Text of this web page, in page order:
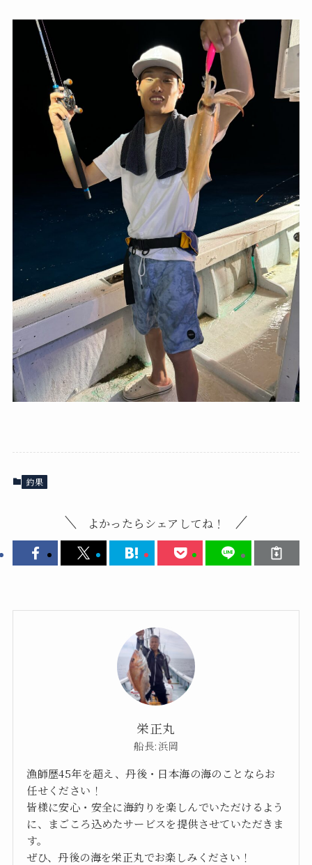
釣果
よかったらシェアしてね！
栄正丸
船長:浜岡
漁師歴45年を超え、丹後・日本海の海のことならお
任せください！
皆様に安心・安全に海釣りを楽しんでいただけるよう
に、まごころ込めたサービスを提供させていただきま
す。
ぜひ、丹後の海を栄正丸でお楽しみください！